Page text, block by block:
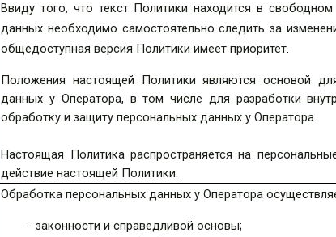
Ввиду того, что текст Политики находится в
данных необходимо самостоятельно следить за
общедоступная версия Политики имеет приоритет.
Положения настоящей Политики являются основой
данных у Оператора, в том числе для разработки
обработку и защиту персональных данных у Оператора.
Настоящая Политика распространяется на
действие настоящей Политики.
Обработка персональных данных у Оператора
· законности и справедливой основы;